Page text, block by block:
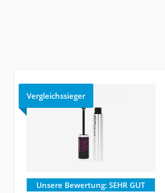
Vergleichssieger
Unsere Bewertung: SEHR GUT